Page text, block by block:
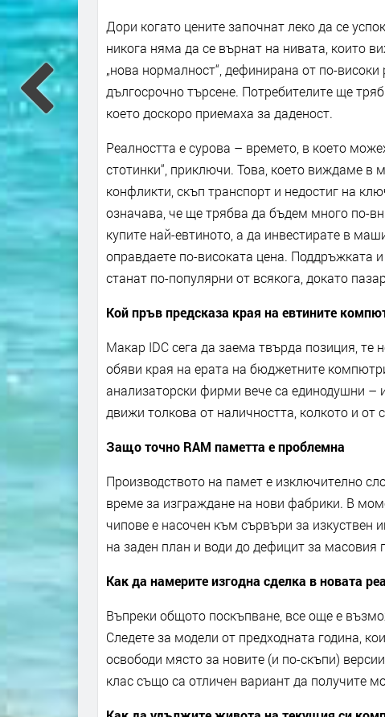
Дори когато цените започнат леко да се
никога няма да се върнат на нивата, които
„нова нормалност“, дефинирана от по-
дългосрочно търсене. Потребителите ще
което доскоро приемаха за даденост.
Реалността е сурова – времето, в което
стотинки“, приключи. Това, което виждаме в
конфликти, скъп транспорт и недостиг на
означава, че ще трябва да бъдем много по-
купите най-евтиното, а да инвестирате в
оправдаете по-високата цена. Поддръжката
станат по-популярни от всякога, докато
Кой пръв предсказа края на евтините
Макар IDC сега да заема твърда позиция, те
обяви края на ерата на бюджетните
анализаторски фирми вече са единодушни
движи толкова от наличността, колкото и от
Защо точно RAM паметта е проблемна
Производството на памет е изключително
време за изграждане на нови фабрики. В
чипове е насочен към сървъри за изкуствен
на заден план и води до дефицит за масовия
Как да намерите изгодна сделка в новата
Въпреки общото поскъпване, все още е
Следете за модели от предходната година,
освободи място за новите (и по-скъпи)
клас също са отличен вариант да получите